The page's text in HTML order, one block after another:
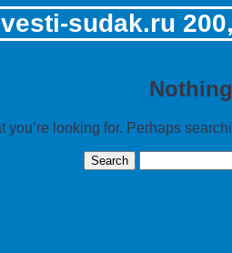
vesti-sudak.ru
you’re looking for. Perhaps